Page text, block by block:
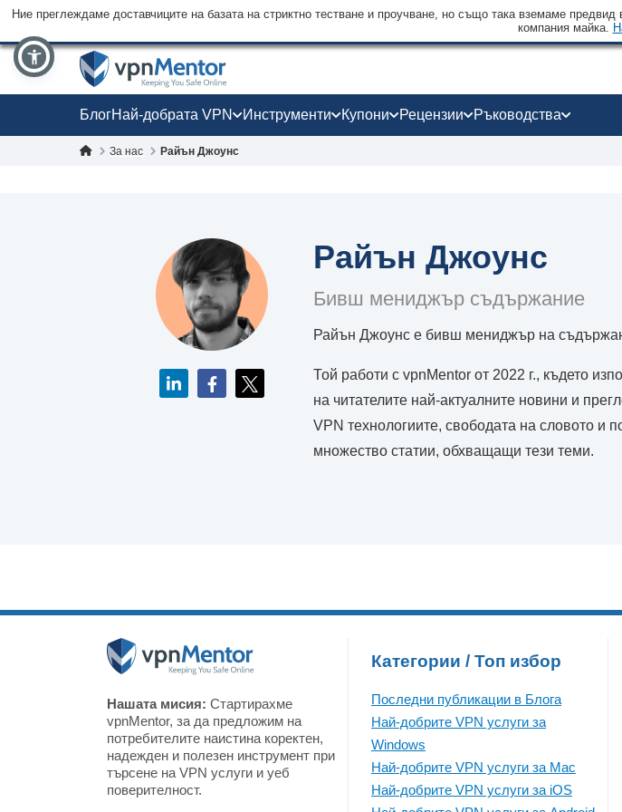
Ние преглеждаме доставчиците на базата на стриктно тестване и проучване, но също така вземаме
компания майка.
БлогНай-добрата VPN Инструменти Купони Рецензии Ръководства
За нас Райън Джоунс
Райън Джоунс
Бивш мениджър съдържание
Райън Джоунс е бивш мениджър на
Той работи с vpnMentor от 2022 г., където
на читателите най-актуалните новини и
VPN технологиите, свободата на словото и
множество статии, обхващащи тези теми.
Нашата мисия: Стартирахме
vpnMentor, за да предложим на
потребителите наистина коректен,
надежден и полезен инструмент при
търсене на VPN услуги и уеб
поверителност.
Категории / Топ избор
Последни публикации в Блога
Най-добрите VPN услуги за
Windows
Най-добрите VPN услуги за Mac
Най-добрите VPN услуги за iOS